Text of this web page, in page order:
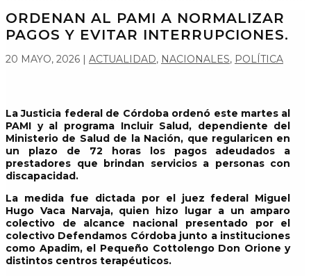
ORDENAN AL PAMI A NORMALIZAR
PAGOS Y EVITAR INTERRUPCIONES.
20 MAYO, 2026 | ACTUALIDAD, NACIONALES, POLÍTICA
La Justicia federal de Córdoba ordenó este martes al
PAMI y al programa Incluir Salud, dependiente del
Ministerio de Salud de la Nación, que regularicen en
un plazo de 72 horas los pagos adeudados a
prestadores que brindan servicios a personas con
discapacidad.
La medida fue dictada por el juez federal Miguel
Hugo Vaca Narvaja, quien hizo lugar a un amparo
colectivo de alcance nacional presentado por el
colectivo Defendamos Córdoba junto a instituciones
como Apadim, el Pequeño Cottolengo Don Orione y
distintos centros terapéuticos.